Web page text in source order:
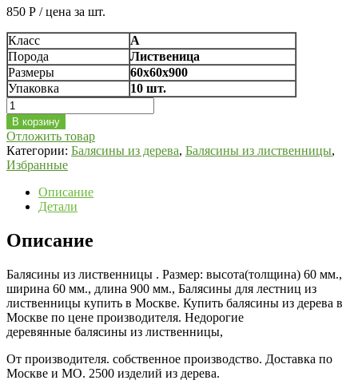
850 Р / цена за шт.
Класс
А
Порода
Лиственица
Размеры
60х60х900
Упаковка
10 шт.
Количество
Балясины
из
лиственницы
для
лестницы
60х60х900
сорт
№7
В корзину
Отложить товар
Категории: Балясины из дерева, Балясины из лиственницы,
Избранные
Описание
Детали
Описание
Балясины из лиственницы . Размер: высота(толщина) 60 мм.,
ширина 60 мм., длина 900 мм., Балясины для лестниц из
лиственницы купить в Москве. Купить балясины из дерева в
Москве по цене производителя. Недорогие
деревянные балясины из лиственницы,
От производителя. собственное производство. Доставка по
Москве и МО. 2500 изделий из дерева.